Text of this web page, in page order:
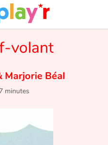
volant
Marjorie Béal
7 minutes